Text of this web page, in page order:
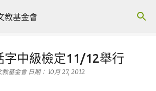
跳到主要內容
教基金會
字中級檢定11/12舉行
教基金會 日期： 10月 27, 2012